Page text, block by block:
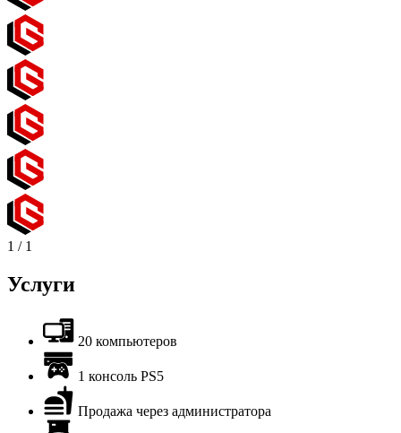
1 / 1
Услуги
20 компьютеров
1 консоль PS5
Продажа через администратора